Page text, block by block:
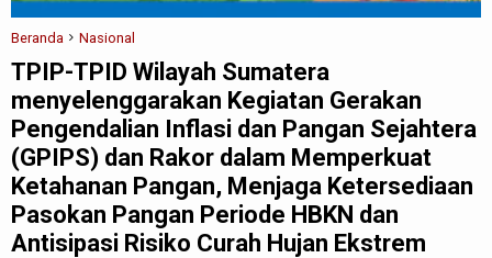
Beranda Nasional
TPIP-TPID Wilayah Sumatera
menyelenggarakan Kegiatan Gerakan
Pengendalian Inflasi dan Pangan Sejahtera
(GPIPS) dan Rakor dalam Memperkuat
Ketahanan Pangan, Menjaga Ketersediaan
Pasokan Pangan Periode HBKN dan
Antisipasi Risiko Curah Hujan Ekstrem